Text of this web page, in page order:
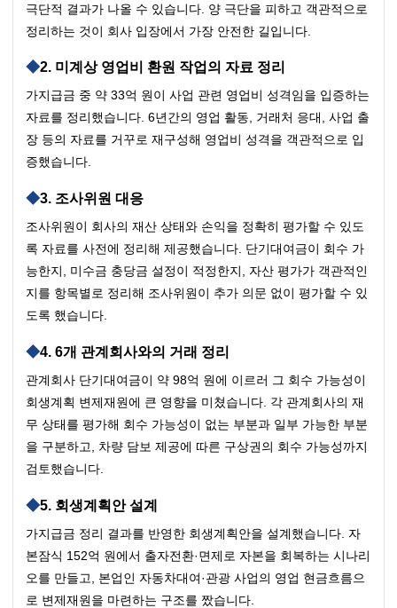
극단적 결과가 나올 수 있습니다. 양 극단을 피하고 객관적으로
정리하는 것이 회사 입장에서 가장 안전한 길입니다.
2. 미계상 영업비 환원 작업의 자료 정리
가지급금 중 약 33억 원이 사업 관련 영업비 성격임을 입증하는
자료를 정리했습니다. 6년간의 영업 활동, 거래처 응대, 사업 출
장 등의 자료를 거꾸로 재구성해 영업비 성격을 객관적으로 입
증했습니다.
3. 조사위원 대응
조사위원이 회사의 재산 상태와 손익을 정확히 평가할 수 있도
록 자료를 사전에 정리해 제공했습니다. 단기대여금이 회수 가
능한지, 미수금 충당금 설정이 적정한지, 자산 평가가 객관적인
지를 항목별로 정리해 조사위원이 추가 의문 없이 평가할 수 있
도록 했습니다.
4. 6개 관계회사와의 거래 정리
관계회사 단기대여금이 약 98억 원에 이르러 그 회수 가능성이
회생계획 변제재원에 큰 영향을 미쳤습니다. 각 관계회사의 재
무 상태를 평가해 회수 가능성이 없는 부분과 일부 가능한 부분
을 구분하고, 차량 담보 제공에 따른 구상권의 회수 가능성까지
검토했습니다.
5. 회생계획안 설계
가지급금 정리 결과를 반영한 회생계획안을 설계했습니다. 자
본잠식 152억 원에서 출자전환·면제로 자본을 회복하는 시나리
오를 만들고, 본업인 자동차대여·관광 사업의 영업 현금흐름으
로 변제재원을 마련하는 구조를 짰습니다.